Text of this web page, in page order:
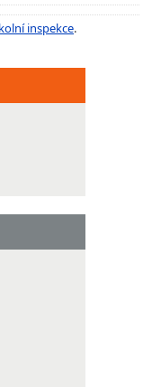
inspekce.